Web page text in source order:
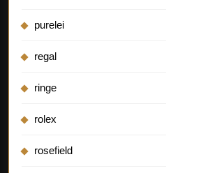
purelei
regal
ringe
rolex
rosefield